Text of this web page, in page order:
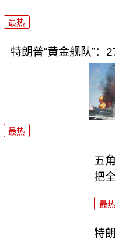
最热
特朗普“黄金舰队”：
最热
五
把
最热
特